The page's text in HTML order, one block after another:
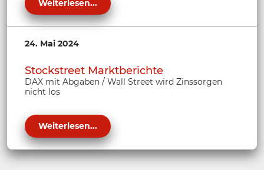
Weiterlesen...
24. Mai 2024
Stockstreet Marktberichte
DAX mit Abgaben / Wall Street wird Zinssorgen
nicht los
Weiterlesen...